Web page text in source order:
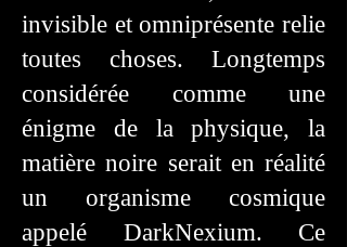
invisible et omniprésente relie
toutes choses. Longtemps
considérée comme une
énigme de la physique, la
matière noire serait en réalité
un organisme cosmique
appelé DarkNexium. Ce